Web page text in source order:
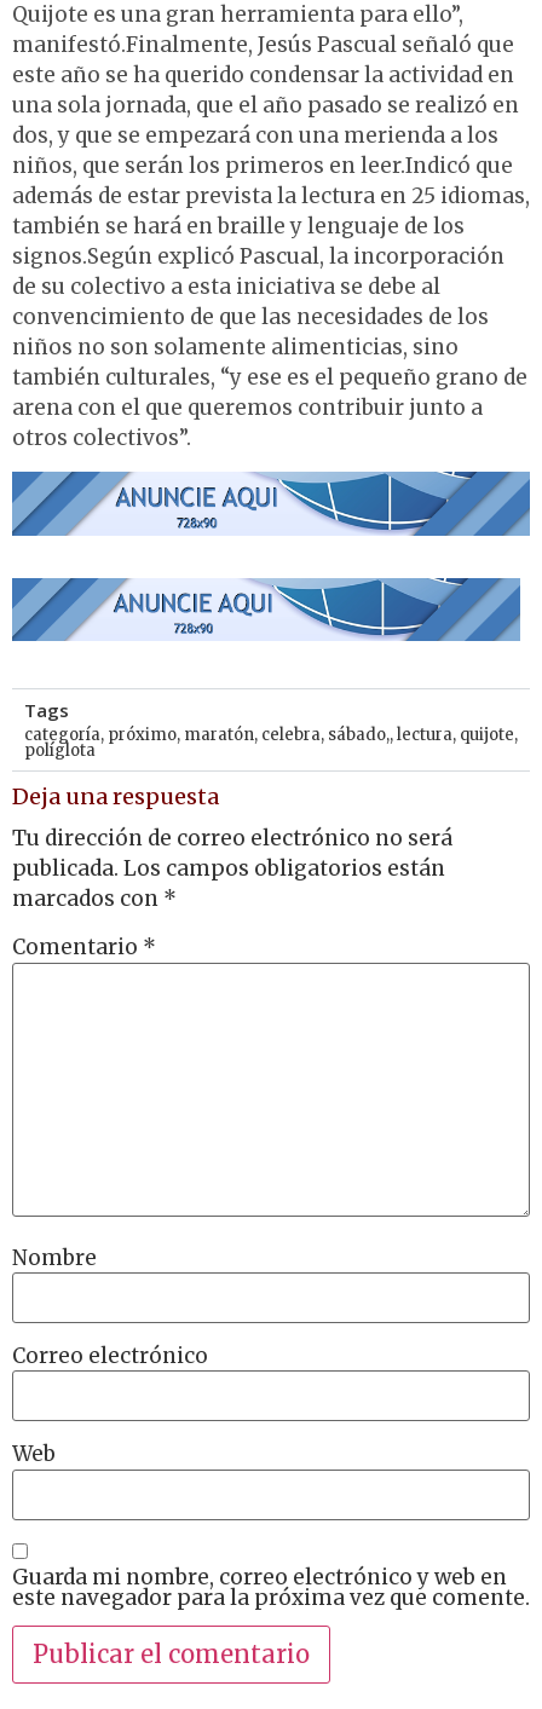
Quijote es una gran herramienta para ello”,
manifestó.Finalmente, Jesús Pascual señaló que
este año se ha querido condensar la actividad en
una sola jornada, que el año pasado se realizó en
dos, y que se empezará con una merienda a los
niños, que serán los primeros en leer.Indicó que
además de estar prevista la lectura en 25 idiomas,
también se hará en braille y lenguaje de los
signos.Según explicó Pascual, la incorporación
de su colectivo a esta iniciativa se debe al
convencimiento de que las necesidades de los
niños no son solamente alimenticias, sino
también culturales, “y ese es el pequeño grano de
arena con el que queremos contribuir junto a
otros colectivos”.
Tags
categoría, próximo, maratón, celebra, sábado,,lectura, quijote,
políglota
Deja una respuesta
Tu dirección de correo electrónico no será
publicada. Los campos obligatorios están
marcados con *
Comentario *
Nombre
Correo electrónico
Web
Guarda mi nombre, correo electrónico y web en
este navegador para la próxima vez que comente.